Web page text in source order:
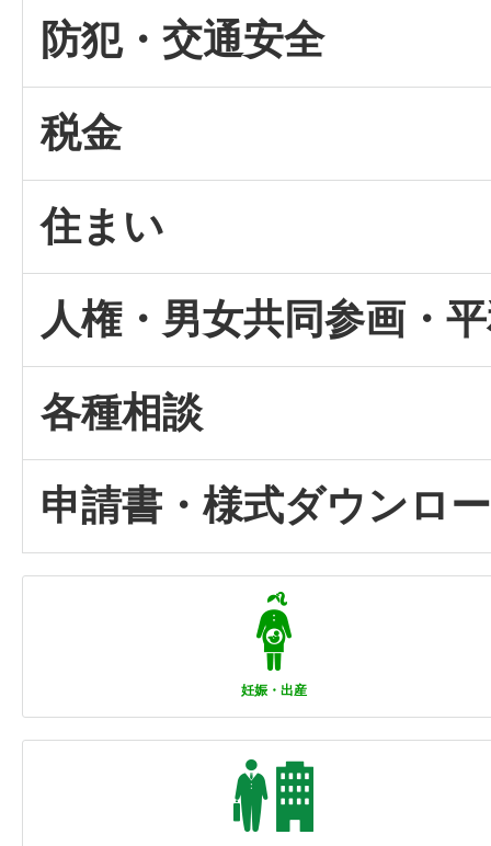
防犯・交通安全
税金
住まい
人権・男女共同参画・
各種相談
申請書・様式ダウンロ
妊娠・出産